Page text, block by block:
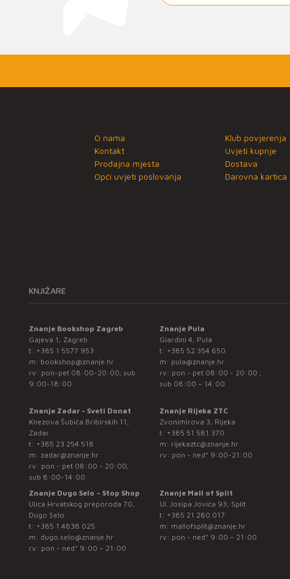
O nama
Kontakt
Prodajna mjesta
Opći uvjeti poslovanja
Klub povjerenja
Uvjeti kupnje
Dostava
Darovna kartica
KNJIŽARE
Znanje Bookshop Zagreb
Gajeva 1, Zagreb
t: +385 1 5577 953
m: bookshop@znanje.hr
rv: pon-pet 08:00-20:00; sub
9:00-18:00
Znanje Pula
Giardini 4, Pula
t: +385 52 354 650
m: pula@znanje.hr
rv: pon - pet 08:00 - 20:00 ;
sub 08:00 – 14:00
Znanje Zadar - Sveti Donat
Knezova Šubića Bribirskih 11,
Zadar
t: +385 23 254 518
m: zadar@znanje.hr
rv: pon - pet 08:00 - 20:00;
sub 8:00-14:00
Znanje Rijeka ZTC
Zvonimirova 3, Rijeka
t: +385 51 581 370
m: rijekaztc@znanje.hr
rv: pon - ned* 9:00-21:00
Znanje Dugo Selo – Stop Shop
Ulica Hrvatskog preporoda 70,
Dugo Selo
t: +385 1 4838 025
m: dugo.selo@znanje.hr
rv: pon - ned* 9:00 – 21:00
Znanje Mall of Split
Ul. Josipa Jovića 93, Split
t: +385 21 280 017
m: mallofsplit@znanje.hr
rv: pon - ned* 9:00 – 21:00